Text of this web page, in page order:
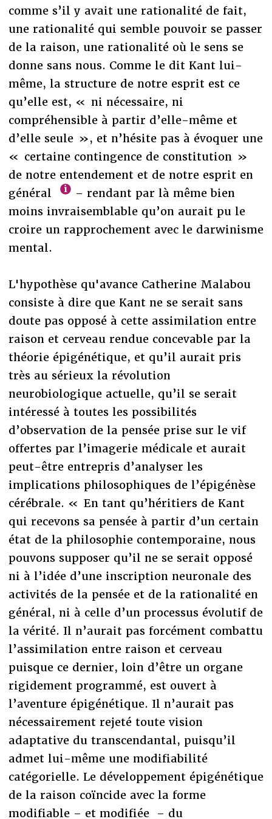
comme s’il y avait une rationalité de fait,
une rationalité qui semble pouvoir se passer
de la raison, une rationalité où le sens se
donne sans nous. Comme le dit Kant lui-
même, la structure de notre esprit est ce
qu’elle est, « ni nécessaire, ni
compréhensible à partir d’elle-même et
d’elle seule », et n’hésite pas à évoquer une
« certaine contingence de constitution »
de notre entendement et de notre esprit en
général
– rendant par là même bien
moins invraisemblable qu’on aurait pu le
croire un rapprochement avec le darwinisme
mental.
L'hypothèse qu'avance Catherine Malabou
consiste à dire que Kant ne se serait sans
doute pas opposé à cette assimilation entre
raison et cerveau rendue concevable par la
théorie épigénétique, et qu’il aurait pris
très au sérieux la révolution
neurobiologique actuelle, qu’il se serait
intéressé à toutes les possibilités
d’observation de la pensée prise sur le vif
offertes par l’imagerie médicale et aurait
peut-être entrepris d’analyser les
implications philosophiques de l’épigénèse
cérébrale. « En tant qu’héritiers de Kant
qui recevons sa pensée à partir d’un certain
état de la philosophie contemporaine, nous
pouvons supposer qu’il ne se serait opposé
ni à l’idée d’une inscription neuronale des
activités de la pensée et de la rationalité en
général, ni à celle d’un processus évolutif de
la vérité. Il n’aurait pas forcément combattu
l’assimilation entre raison et cerveau
puisque ce dernier, loin d’être un organe
rigidement programmé, est ouvert à
l’aventure épigénétique. Il n’aurait pas
nécessairement rejeté toute vision
adaptative du transcendantal, puisqu’il
admet lui-même une modifiabilité
catégorielle. Le développement épigénétique
de la raison coïncide avec la forme
modifiable – et modifiée – du